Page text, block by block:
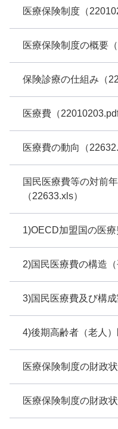
医療保険制度（
医療保険制度の概要（
保険診療の仕組み（
医療費（22010203.pdf
医療費の動向（
国民医療費等の対前
（22633.xls）
1)OECD加盟国の医
2)国民医療費の構造
3)国民医療費及び構
4)後期高齢者（老人
医療保険制度の財政
医療保険制度の財政